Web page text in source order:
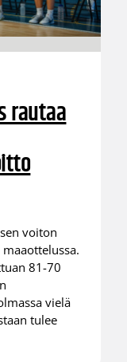
rautaa
voiton
81-70
vielä
tulee